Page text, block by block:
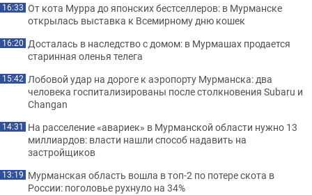
16:33 От кота Мурра до японских бестселлеров: в Мурманске
открылась выставка к Всемирному дню кошек
16:20 Досталась в наследство с домом: в Мурмашах продается
старинная оленья телега
15:42 Лобовой удар на дороге к аэропорту Мурманска: два
человека госпитализированы после столкновения Subaru и
Changan
14:31 На расселение «авариек» в Мурманской области нужно 13
миллиардов: власти нашли способ надавить на
застройщиков
13:19 Мурманская область вошла в топ-2 по потере скота в
России: поголовье рухнуло на 34%